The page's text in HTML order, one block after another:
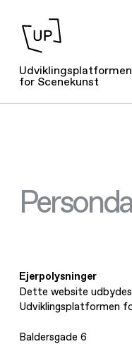
Udviklingsplatformen
for Scenekunst
Ejerpolysninger
Dette website
Udviklingsplatformen
Baldersgade 6